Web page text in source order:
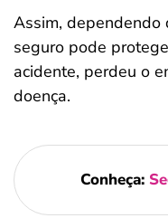
Assim, dependendo
seguro pode
acidente, perdeu o
doença.
Conheça: